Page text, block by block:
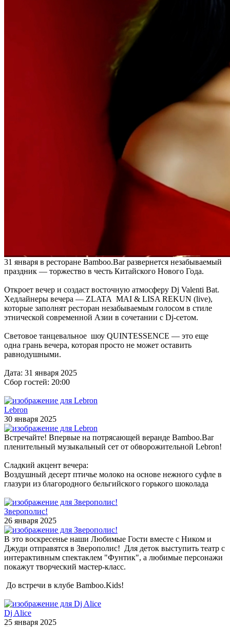
31 января в ресторане Bamboo.Bar развернется незабываемый
праздник — торжество в честь Китайского Нового Года.
Откроет вечер и создаст восточную атмосферу Dj Valenti Bat.
Хедлайнеры вечера — ZLATA МAI & LISA REKUN (live),
которые заполнят ресторан незабываемым голосом в стиле
этнической современной Азии в сочетании с Dj-сетом.
Световое танцевальное шоу QUINTESSENCE — это еще
одна грань вечера, которая просто не может оставить
равнодушными.
Дата: 31 января 2025
Сбор гостей: 20:00
Lebron
30 января 2025
Встречайте! Впервые на потрясающей веранде Bamboo.Bar
пленительный музыкальный сет от обворожительной Lebron!
Сладкий акцент вечера:
Воздушный десерт птичье молоко на основе нежного суфле в
глазури из благородного бельгийского горького шоколада
Зверополис!
26 января 2025
В это воскресенье наши Любимые Гости вместе с Ником и
Джуди отправятся в Зверополис! Для деток выступить театр с
интерактивным спектаклем "Фунтик", а любимые персонажи
покажут творческий мастер-класс.
До встречи в клубе Bamboo.Kids!
Dj Alice
25 января 2025